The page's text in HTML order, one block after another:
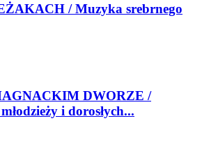
/ Muzyka srebrnego
DWORZE /
i dorosłych...